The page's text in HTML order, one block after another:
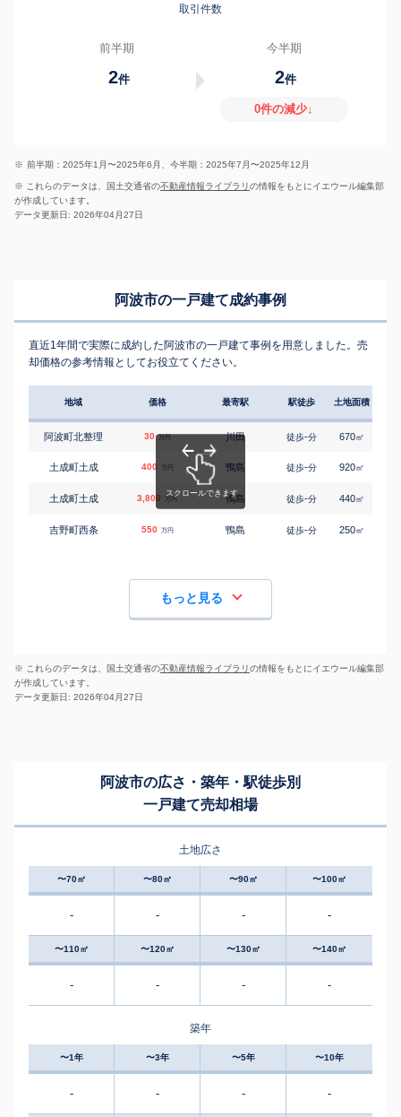
取引件数
前半期
2件
今半期
2件
0件の減少↓
※ 前半期：2025年1月〜2025年6月、今半期：2025年7月〜2025年12月
※ これらのデータは、国土交通省の不動産情報ライブラリの情報をもとにイエウール編集部
が作成しています。
データ更新日: 2026年04月27日
阿波市の一戸建て成約事例
直近1年間で実際に成約した阿波市の一戸建て事例を用意しました。売
却価格の参考情報としてお役立てください。
地域 価格 最寄駅 駅徒歩 土地面積
阿波町北整理 30 万円 川田 徒歩-分 670㎡
土成町土成 400 万円 鴨島 徒歩-分 920㎡
土成町土成 3,800 万円 鴨島 徒歩-分 440㎡
吉野町西条 550 万円 鴨島 徒歩-分 250㎡
もっと見る
※ これらのデータは、国土交通省の不動産情報ライブラリの情報をもとにイエウール編集部
が作成しています。
データ更新日: 2026年04月27日
阿波市の広さ・築年・駅徒歩別
一戸建て売却相場
土地広さ
〜70㎡ 〜80㎡ 〜90㎡ 〜100㎡
- - - -
〜110㎡ 〜120㎡ 〜130㎡ 〜140㎡
- - - -
築年
〜1年 〜3年 〜5年 〜10年
- - - -